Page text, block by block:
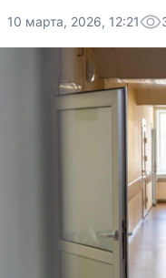
10 марта, 2026, 12:21